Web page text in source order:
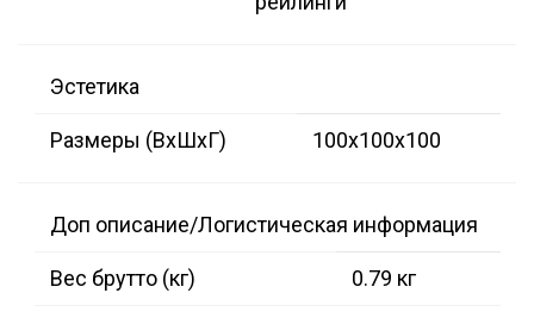
Эстетика
Размеры (ВxШxГ) 100x100x100
Доп описание/Логистическая информация
Вес брутто (кг) 0.79 кг